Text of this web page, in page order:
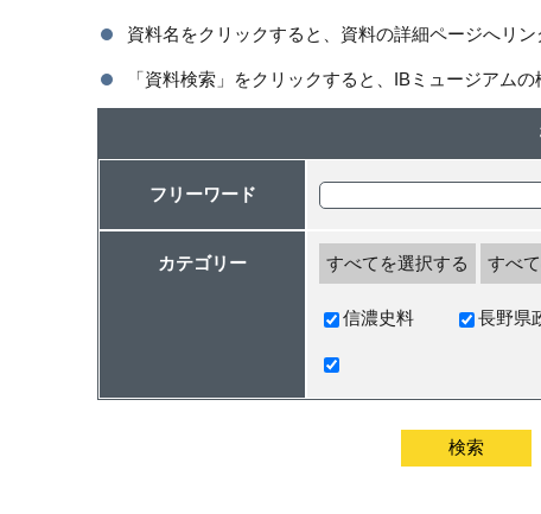
資料名をクリックすると、資料の詳細ページへリン
「資料検索」をクリックすると、IBミュージアム
フリーワード
カテゴリー すべてを選択する すべ
信濃史料 長野県